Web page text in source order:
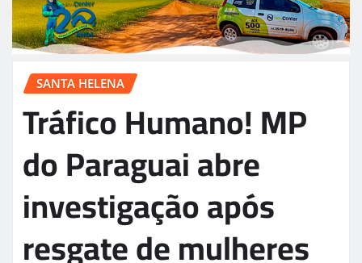
SANTA HELENA
Tráfico Humano! MP
do Paraguai abre
investigação após
resgate de mulheres